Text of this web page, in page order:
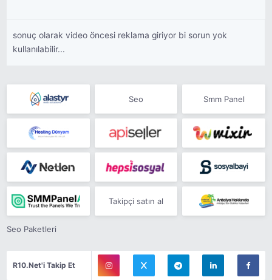
sonuç olarak video öncesi reklama giriyor bi sorun yok
kullanılabilir...
Seo Smm Panel
Takipçi satın al
Seo Paketleri
R10.Net'i Takip Et